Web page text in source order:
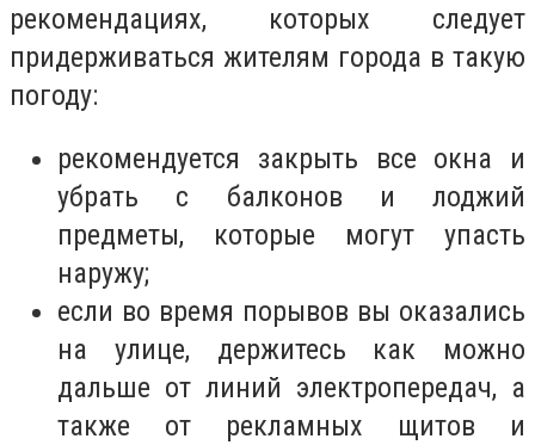
рекомендациях, которых следует
придерживаться жителям города в такую
погоду:
рекомендуется закрыть все окна и
убрать с балконов и лоджий
предметы, которые могут упасть
наружу;
если во время порывов вы оказались
на улице, держитесь как можно
дальше от линий электропередач, а
также от рекламных щитов и